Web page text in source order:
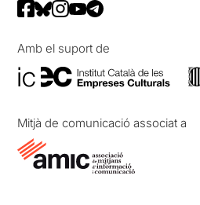
Amb el suport de
Mitjà de comunicació associat a